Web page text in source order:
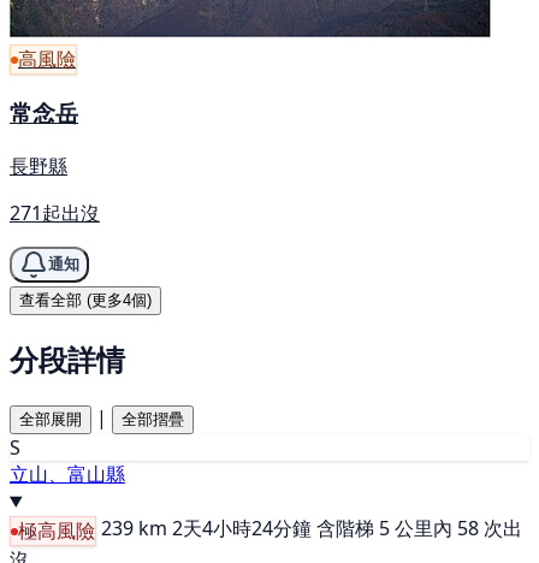
高風險
常念岳
長野縣
271起出沒
通知
查看全部 (更多4個)
分段詳情
全部展開 | 全部摺疊
S
立山、富山縣
極高風險 239 km 2天4小時24分鐘含階梯 5 公里內 58 次出